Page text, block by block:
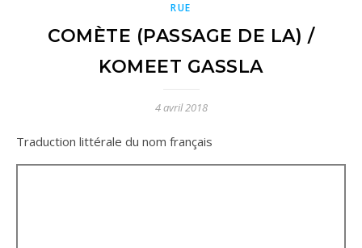
RUE
COMÈTE (PASSAGE DE LA) /
KOMEET GASSLA
4 avril 2018
Traduction littérale du nom français